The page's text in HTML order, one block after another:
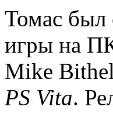
Томас был
игры на
Mike
PS Vita.